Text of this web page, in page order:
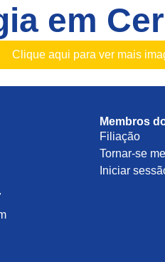
em
Clique aqui para ver mais
Membros
Filiação
Tornar-se
Iniciar